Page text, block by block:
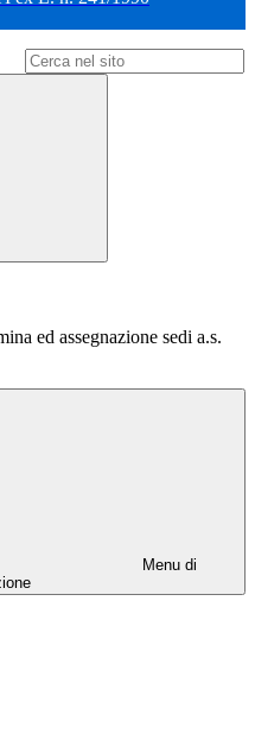
ed assegnazione sedi a.s.
Menu di